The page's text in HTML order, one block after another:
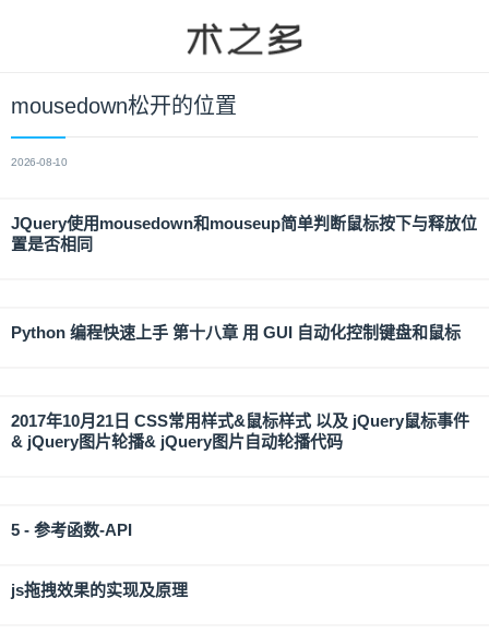
mousedown松开的位置
2026-08-10
JQuery使用mousedown和mouseup简单判断鼠标按下与释放位
置是否相同
Python 编程快速上手 第十八章 用 GUI 自动化控制键盘和鼠标
2017年10月21日 CSS常用样式&鼠标样式 以及 jQuery鼠标事件
& jQuery图片轮播& jQuery图片自动轮播代码
5 - 参考函数-API
js拖拽效果的实现及原理